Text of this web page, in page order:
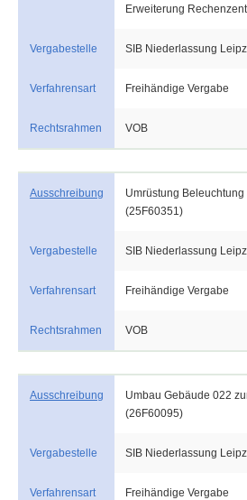
Erweiterung
Vergabestelle SIB Niederlassung
Verfahrensart Freihändige Vergabe
Rechtsrahmen VOB
Ausschreibung
Umrüstung
(25F60351)
Vergabestelle SIB Niederlassung
Verfahrensart Freihändige Vergabe
Rechtsrahmen VOB
Ausschreibung
Umbau Gebäude 022
(26F60095)
Vergabestelle SIB Niederlassung
Verfahrensart Freihändige Vergabe